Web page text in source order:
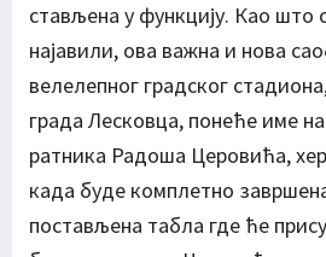
стављена у функцију. Као што
најавили, ова важна и нова
велелепног градског
града Лесковца, понеће име
ратника Радоша Церовића,
када буде комплетно
постављена табла где ће